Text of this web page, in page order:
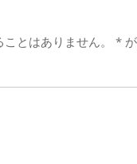
とはありません。 *